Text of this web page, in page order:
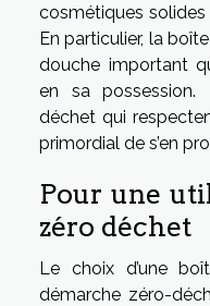
cosmétiques
En particulier, la
douche important
en sa
déchet qui
primordial de s’en
Pour une
zéro déchet
Le choix d’une
démarche zéro-